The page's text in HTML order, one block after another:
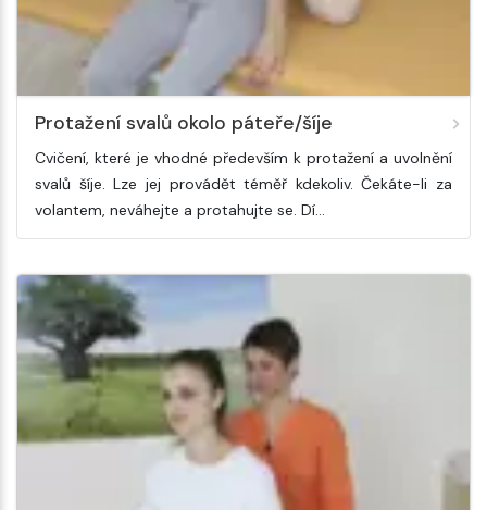
Protažení svalů okolo páteře/šíje
Cvičení, které je vhodné především k protažení a uvolnění
svalů šíje. Lze jej provádět téměř kdekoliv. Čekáte-li za
volantem, neváhejte a protahujte se. Dí…